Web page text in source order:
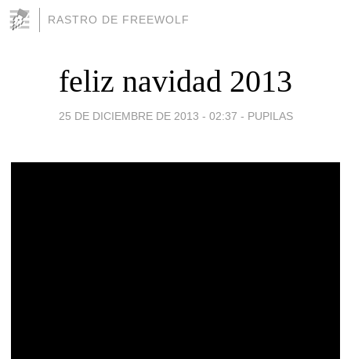
RASTRO DE FREEWOLF
feliz navidad 2013
25 DE DICIEMBRE DE 2013 - 02:37 - PUPILAS